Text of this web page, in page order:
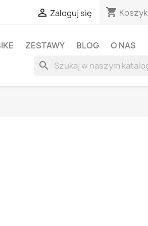
 Zaloguj się shopping_cart Koszyk
ZESTAWY BLOG O NAS
search